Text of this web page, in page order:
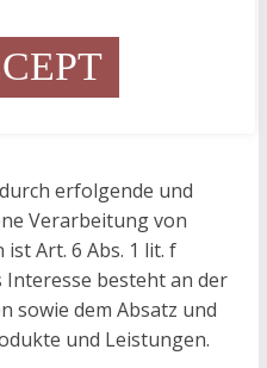
gegenseitigen
unter dem folgenden
erfolgende und
Verarbeitung von
Art. 6 Abs. 1 lit. f
Interesse besteht an der
sowie dem Absatz und
und Leistungen.